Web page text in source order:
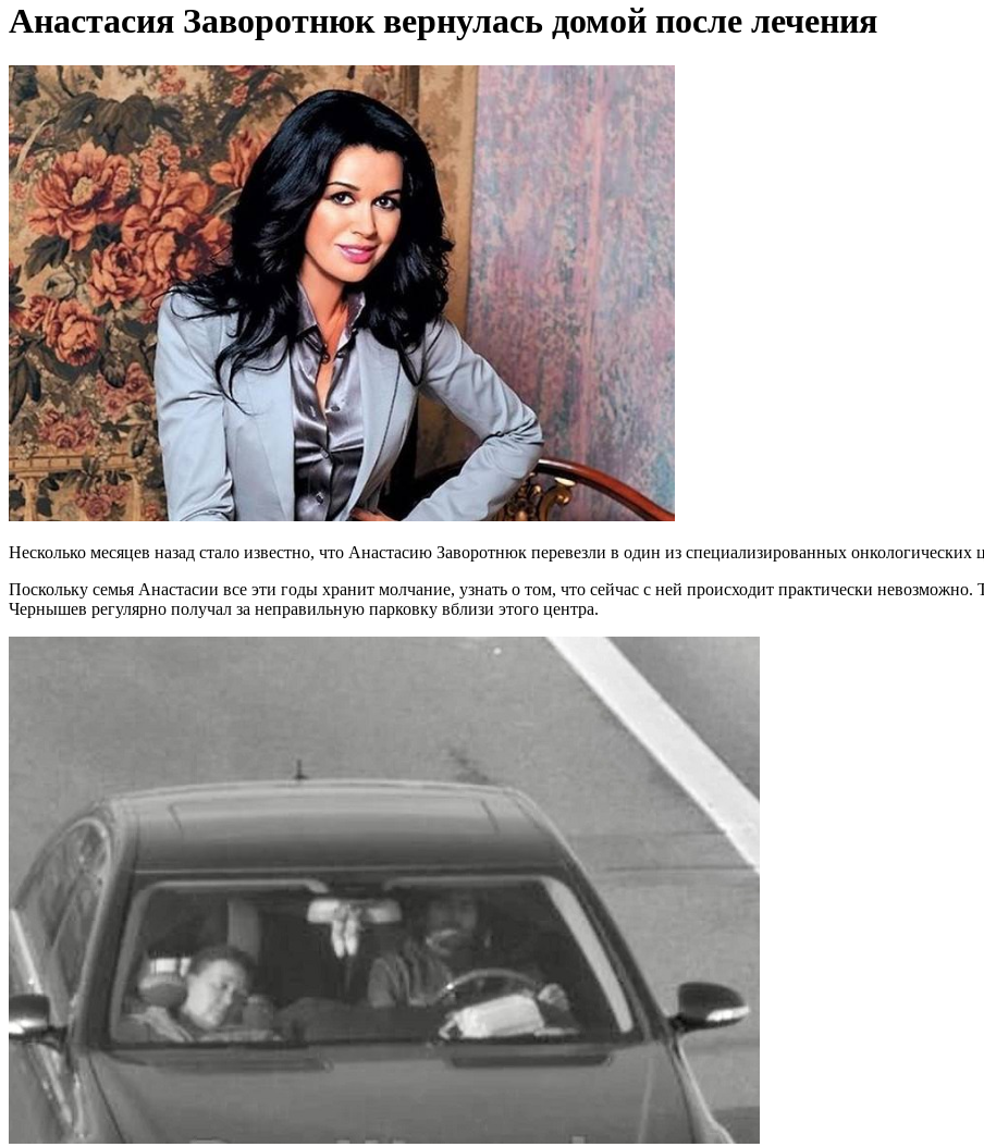
Анастасия Заворотнюк вернулась домой после лечения
Несколько месяцев назад стало известно, что Анастасию Заворотнюк перевезли в один из специализированных
Поскольку семья Анастасии все эти годы хранит молчание, узнать о том, что сейчас с ней происходит практически
Чернышев регулярно получал за неправильную парковку вблизи этого центра.